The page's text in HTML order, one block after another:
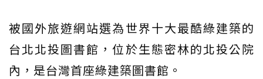
被國外旅遊網站選為世界十大最酷綠建築的
台北北投圖書館，位於生態密林的北投公院
內，是台灣首座綠建築圖書館。